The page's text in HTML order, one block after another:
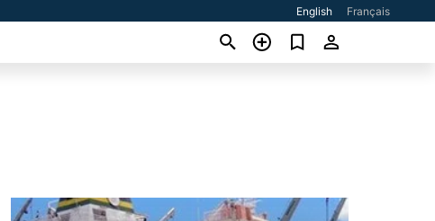
English Français